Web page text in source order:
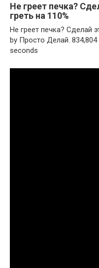
Не греет печка?
греть на 110%
Не греет печка? Сделай
by Просто Делай.
seconds